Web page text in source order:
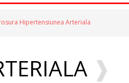
Hipertensiunea Arteriala